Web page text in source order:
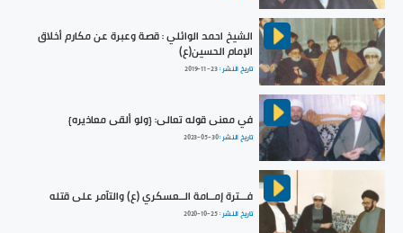
الشيخ احمد الوائلي : قصة وعبرة عن مكارم أخلاق
الإمام الحسين(ع)
تاريخ النشر :2019-11-23
في معنى قوله تعالى: {ولو ألقى معاذيره}
تاريخ النشر :2023-05-30
فـــترة إمــامة الــعسكري (ع) والتآمر على قتله
تاريخ النشر :2020-10-25